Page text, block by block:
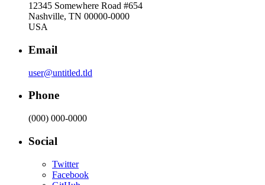
12345 Somewhere Road #654
Nashville, TN 00000-0000
USA
Email
user@untitled.tld
Phone
(000) 000-0000
Social
Twitter
Facebook